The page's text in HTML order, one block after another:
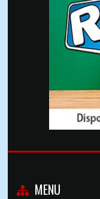
MENU